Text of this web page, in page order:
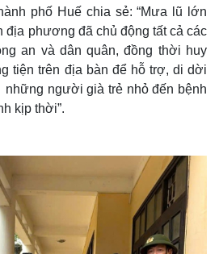
phố Huế chia sẻ: “Mưa lũ lớn
địa phương đã chủ động tất cả các
an và dân quân, đồng thời huy
tiện trên địa bàn để hỗ trợ, di dời
người già trẻ nhỏ đến bệnh
kịp thời”.